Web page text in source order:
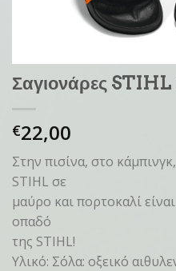
Σαγιονάρες
€22,00
Στην πισίνα, στο
STIHL σε
μαύρο και πορτοκαλί
οπαδό
της STIHL!
Υλικό: Σόλα: οξεικό